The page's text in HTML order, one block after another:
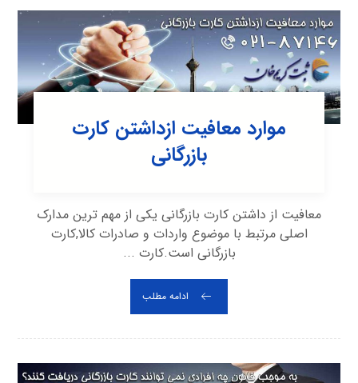
موارد معافیت ازداشتن کارت
بازرگانی
معافیت از داشتن کارت بازرگانی یکی از مهم ترین مدارک
اصلی مرتبط با موضوع واردات و صادرات کالا,کارت
بازرگانی است.کارت ...
ادامه مطلب